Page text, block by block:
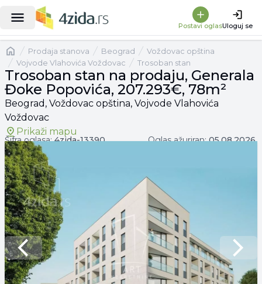
Postavi oglasUloguj se
|
Naslovnaprodaja stanova Beograd
Voždovac opština
Vojvode Vlahovića Voždovac
Trosoban stan
Trosoban stan na prodaju, Generala
Đoke Popovića, 207.293€, 78m²
Beograd, Voždovac opština, Vojvode Vlahovića
Voždovac
Prikaži mapu
Šifra oglasa:4zida-13390 Oglas ažuriran: 05.08.2026.
Previous slide Next